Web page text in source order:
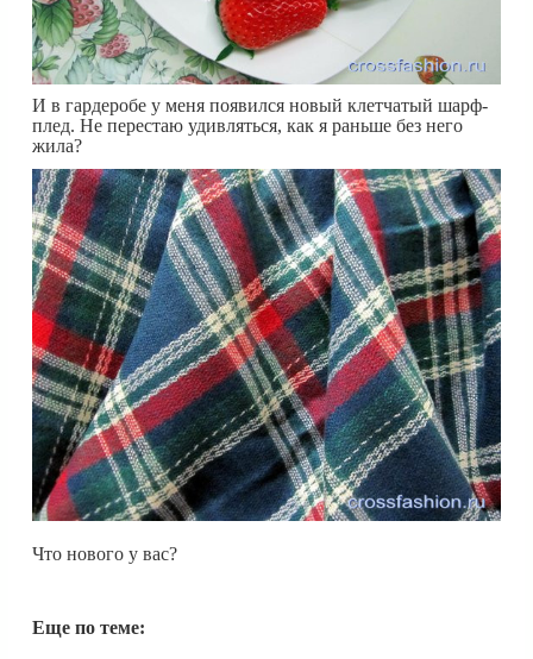
И в гардеробе у меня появился новый клетчатый шарф-
плед. Не перестаю удивляться, как я раньше без него
жила?
Что нового у вас?
Еще по теме: